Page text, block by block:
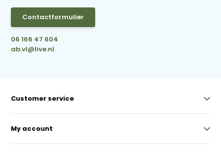
Contactformulier
06 166 47 604
ab.vl@live.nl
Customer service
My account